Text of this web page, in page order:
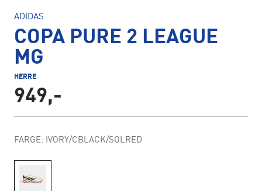
ADIDAS
COPA PURE 2 LEAGUE
MG
HERRE
949,-
FARGE: IVORY/CBLACK/SOLRED